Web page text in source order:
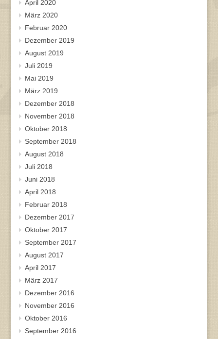
April 2020
März 2020
Februar 2020
Dezember 2019
August 2019
Juli 2019
Mai 2019
März 2019
Dezember 2018
November 2018
Oktober 2018
September 2018
August 2018
Juli 2018
Juni 2018
April 2018
Februar 2018
Dezember 2017
Oktober 2017
September 2017
August 2017
April 2017
März 2017
Dezember 2016
November 2016
Oktober 2016
September 2016